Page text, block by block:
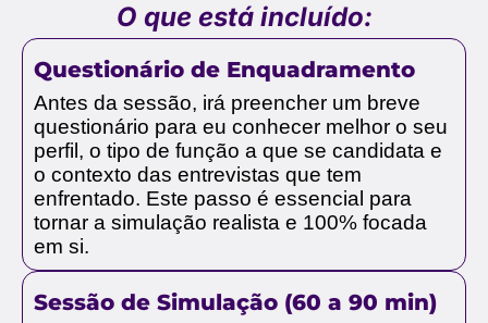
O que está incluído:
Questionário de Enquadramento
Antes da sessão, irá preencher um breve
questionário para eu conhecer melhor o seu
perfil, o tipo de função a que se candidata e
o contexto das entrevistas que tem
enfrentado. Este passo é essencial para
tornar a simulação realista e 100% focada
em si.
Sessão de Simulação (60 a 90 min)